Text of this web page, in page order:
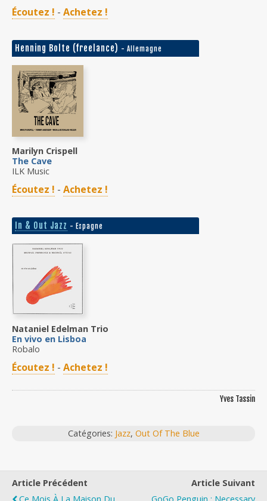
Écoutez ! - Achetez !
Henning Bolte (freelance) - Allemagne
Marilyn Crispell
The Cave
ILK Music
Écoutez ! - Achetez !
In & Out Jazz - Espagne
Nataniel Edelman Trio
En vivo en Lisboa
Robalo
Écoutez ! - Achetez !
Yves Tassin
Catégories: Jazz, Out Of The Blue
Article Précédent
Article Suivant